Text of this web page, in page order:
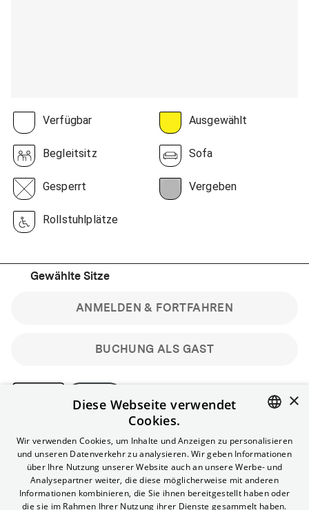
Verfügbar Ausgewählt
Begleitsitz Sofa
Gesperrt Vergeben
Rollstuhlplätze
Gewählte Sitze
BUCHUNG ALS GAST
ANMELDEN & FORTFAHREN
Bitte beachte: Gastbuchungen sind nicht stornierbar.
Registriere dich kostenlos für bis zu 90 min vor Filmbeginn
stornierbare Tickets für reguläre Vorstellungen.
Unlimited-Mitglied? Melde dich an, um deine Benefits
nutzen zu können.
ENGLISH
×
Diese Webseite verwendet
Cookies.
Wir verwenden Cookies, um Inhalte und Anzeigen zu personalisieren
und unseren Datenverkehr zu analysieren. Wir geben Informationen
über Ihre Nutzung unserer Website auch an unsere Werbe- und
Analysepartner weiter, die diese möglicherweise mit anderen
Informationen kombinieren, die Sie ihnen bereitgestellt haben oder
die sie im Rahmen Ihrer Nutzung ihrer Dienste gesammelt haben.